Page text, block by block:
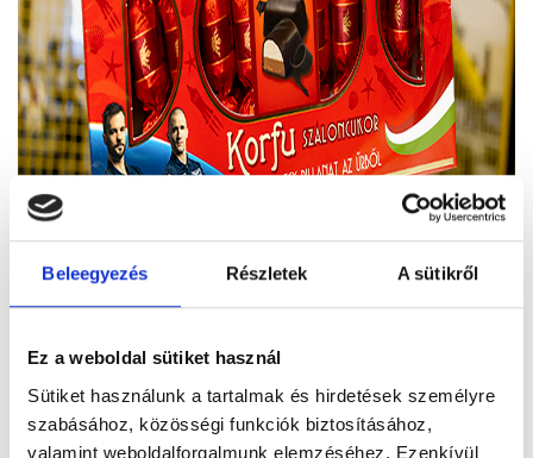
Beleegyezés Részletek A sütikről
Ez a weboldal sütiket használ
Sütiket használunk a tartalmak és hirdetések személyre
szabásához, közösségi funkciók biztosításához,
valamint weboldalforgalmunk elemzéséhez. Ezenkívül
AStühmer Korfumár több mint egy édesség: egy
legenda.
Az étcsokoládéba mártott mézes-tojásfehérje frappé a